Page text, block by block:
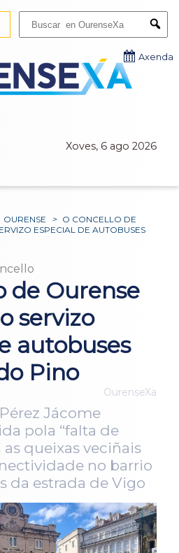
Xoves, 6 ago 2026
Axenda
OURENSE > O CONCELLO DE
ESPECIAL DE AUTOBUSES
de Ourense
servizo
autobuses
Pino
OurenseXa
Jácome
pola “falta de
as queixas veciñais
no barrio
da estrada de Vigo